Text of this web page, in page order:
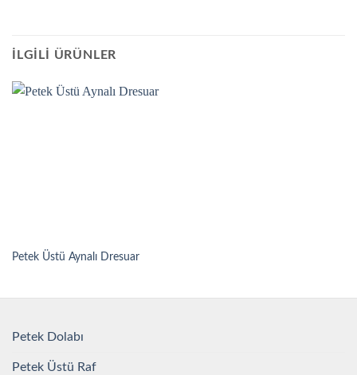
İLGILI ÜRÜNLER
Petek Üstü Aynalı Dresuar
Petek Dolabı
Petek Üstü Raf